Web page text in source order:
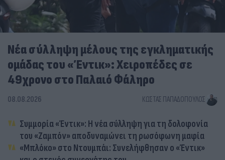
Νέα σύλληψη μέλους της εγκληματικής
ομάδας του «Έντικ»: Χειροπέδες σε
49χρονο στο Παλαιό Φάληρο
08.08.2026 ΚΏΣΤΑΣ ΠΑΠΑΔΌΠΟΥΛΟΣ
Συμμορία «Έντικ»: Η νέα σύλληψη για τη δολοφονία
του «Ζαμπόν» αποδυναμώνει τη ρωσόφωνη μαφία
«Μπλόκο» στο Ντουμπάι: Συνελήφθησαν ο «Έντικ»